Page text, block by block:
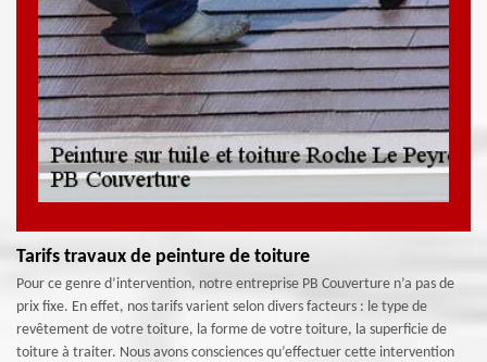
Tarifs travaux de peinture de toiture
Pour ce genre d’intervention, notre entreprise PB Couverture n’a pas de
prix fixe. En effet, nos tarifs varient selon divers facteurs : le type de
revêtement de votre toiture, la forme de votre toiture, la superficie de
toiture à traiter. Nous avons consciences qu’effectuer cette intervention